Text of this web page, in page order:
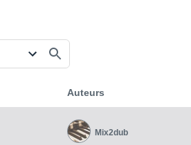
Auteurs
Mix2dub